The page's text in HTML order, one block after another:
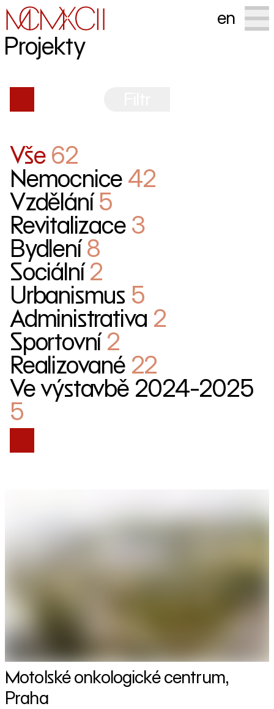
en
Projekty
Vše 62
Nemocnice 42
Vzdělání 5
Revitalizace 3
Bydlení 8
Sociální 2
Urbanismus 5
Administrativa 2
Sportovní 2
Realizované 22
Ve výstavbě 2024-2025
5
Motolské onkologické centrum,
Praha